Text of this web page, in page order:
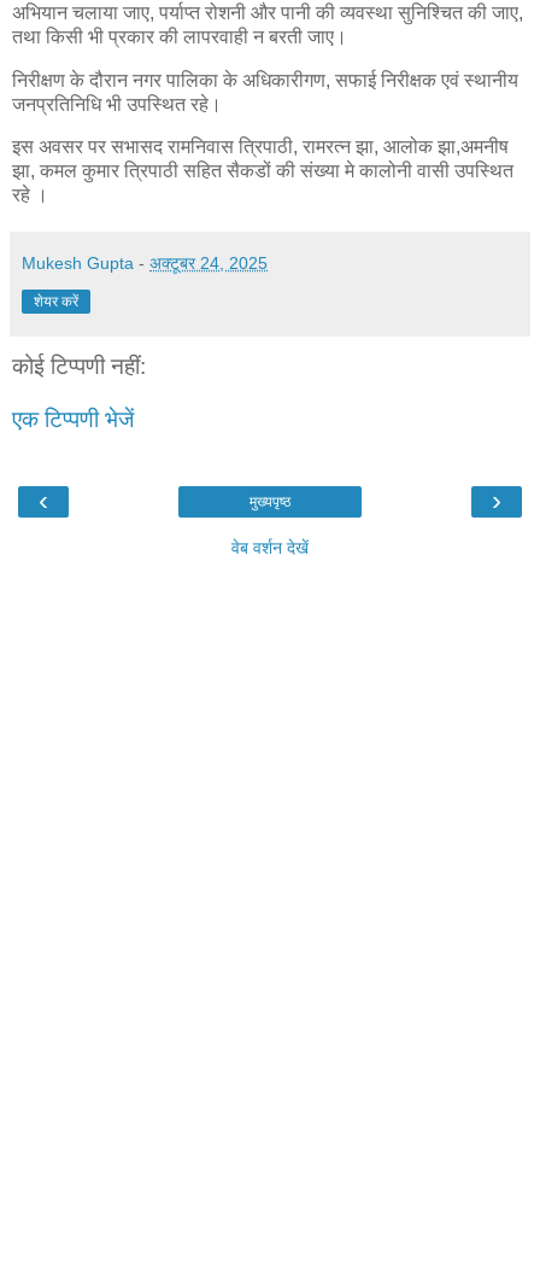
अभियान चलाया जाए, पर्याप्त रोशनी और पानी की व्यवस्था सुनिश्चित की जाए,
तथा किसी भी प्रकार की लापरवाही न बरती जाए।
निरीक्षण के दौरान नगर पालिका के अधिकारीगण, सफाई निरीक्षक एवं स्थानीय
जनप्रतिनिधि भी उपस्थित रहे।
इस अवसर पर सभासद रामनिवास त्रिपाठी, रामरत्न झा, आलोक झा,अमनीष
झा, कमल कुमार त्रिपाठी सहित सैकडों की संख्या मे कालोनी वासी उपस्थित
रहे ।
Mukesh Gupta - अक्टूबर 24, 2025
शेयर करें
कोई टिप्पणी नहीं:
एक टिप्पणी भेजें
‹ ›
मुख्यपृष्ठ
वेब वर्शन देखें